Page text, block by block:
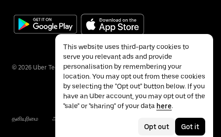
© 2026 Uber Technologies Inc.
தனியுரிமை அணுகல்தன்மை
This website uses third-party cookies to
serve you relevant ads and provide
personalisation by remembering your
location. You may opt out from these cookies
by selecting the "Opt out" button below. If you
have an Uber account, you may opt out of the
"sale" or "sharing" of your data here.
Opt out Got it